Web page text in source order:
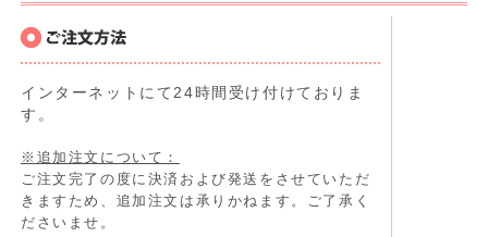
インターネットにて24時間受け付けておりま
す。
※追加注文について：
ご注文完了の度に決済および発送をさせていただ
きますため、追加注文は承りかねます。ご了承く
ださいませ。